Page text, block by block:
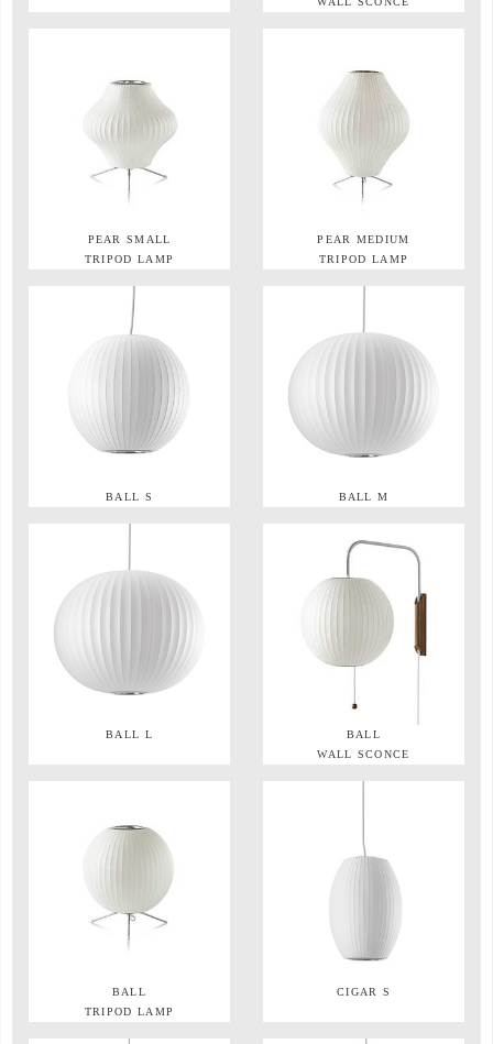
PEAR SMALL
TRIPOD LAMP
PEAR MEDIUM
TRIPOD LAMP
BALL S BALL M
BALL L
BALL
WALL SCONCE
BALL
TRIPOD LAMP
CIGAR S